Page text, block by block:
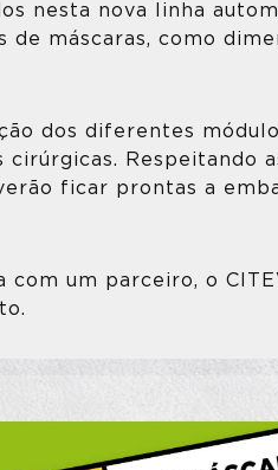
nesta nova linha
máscaras, como
dos diferentes
Respeitando
ficar prontas a
um parceiro, o